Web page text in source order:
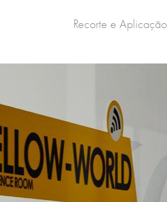
Recorte e